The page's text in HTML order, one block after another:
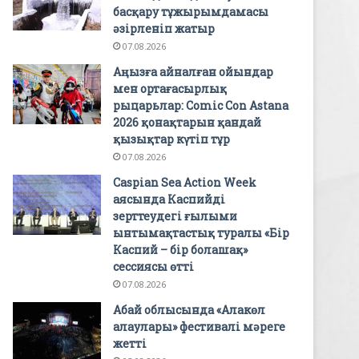
басқару тұжырымдамасы
әзірленіп жатыр
07.08.2026
Аңызға айналған ойындар
мен ортағасырлық
рыцарьлар: Comic Con Astana
2026 қонақтарын қандай
қызықтар күтіп тұр
07.08.2026
Caspian Sea Action Week
аясында Каспийді
зерттеудегі ғылыми
ынтымақтастық туралы «Бір
Каспий – бір болашақ»
сессиясы өтті
07.08.2026
Абай облысында «Алакөл
алаулары» фестивалі мәреге
жетті